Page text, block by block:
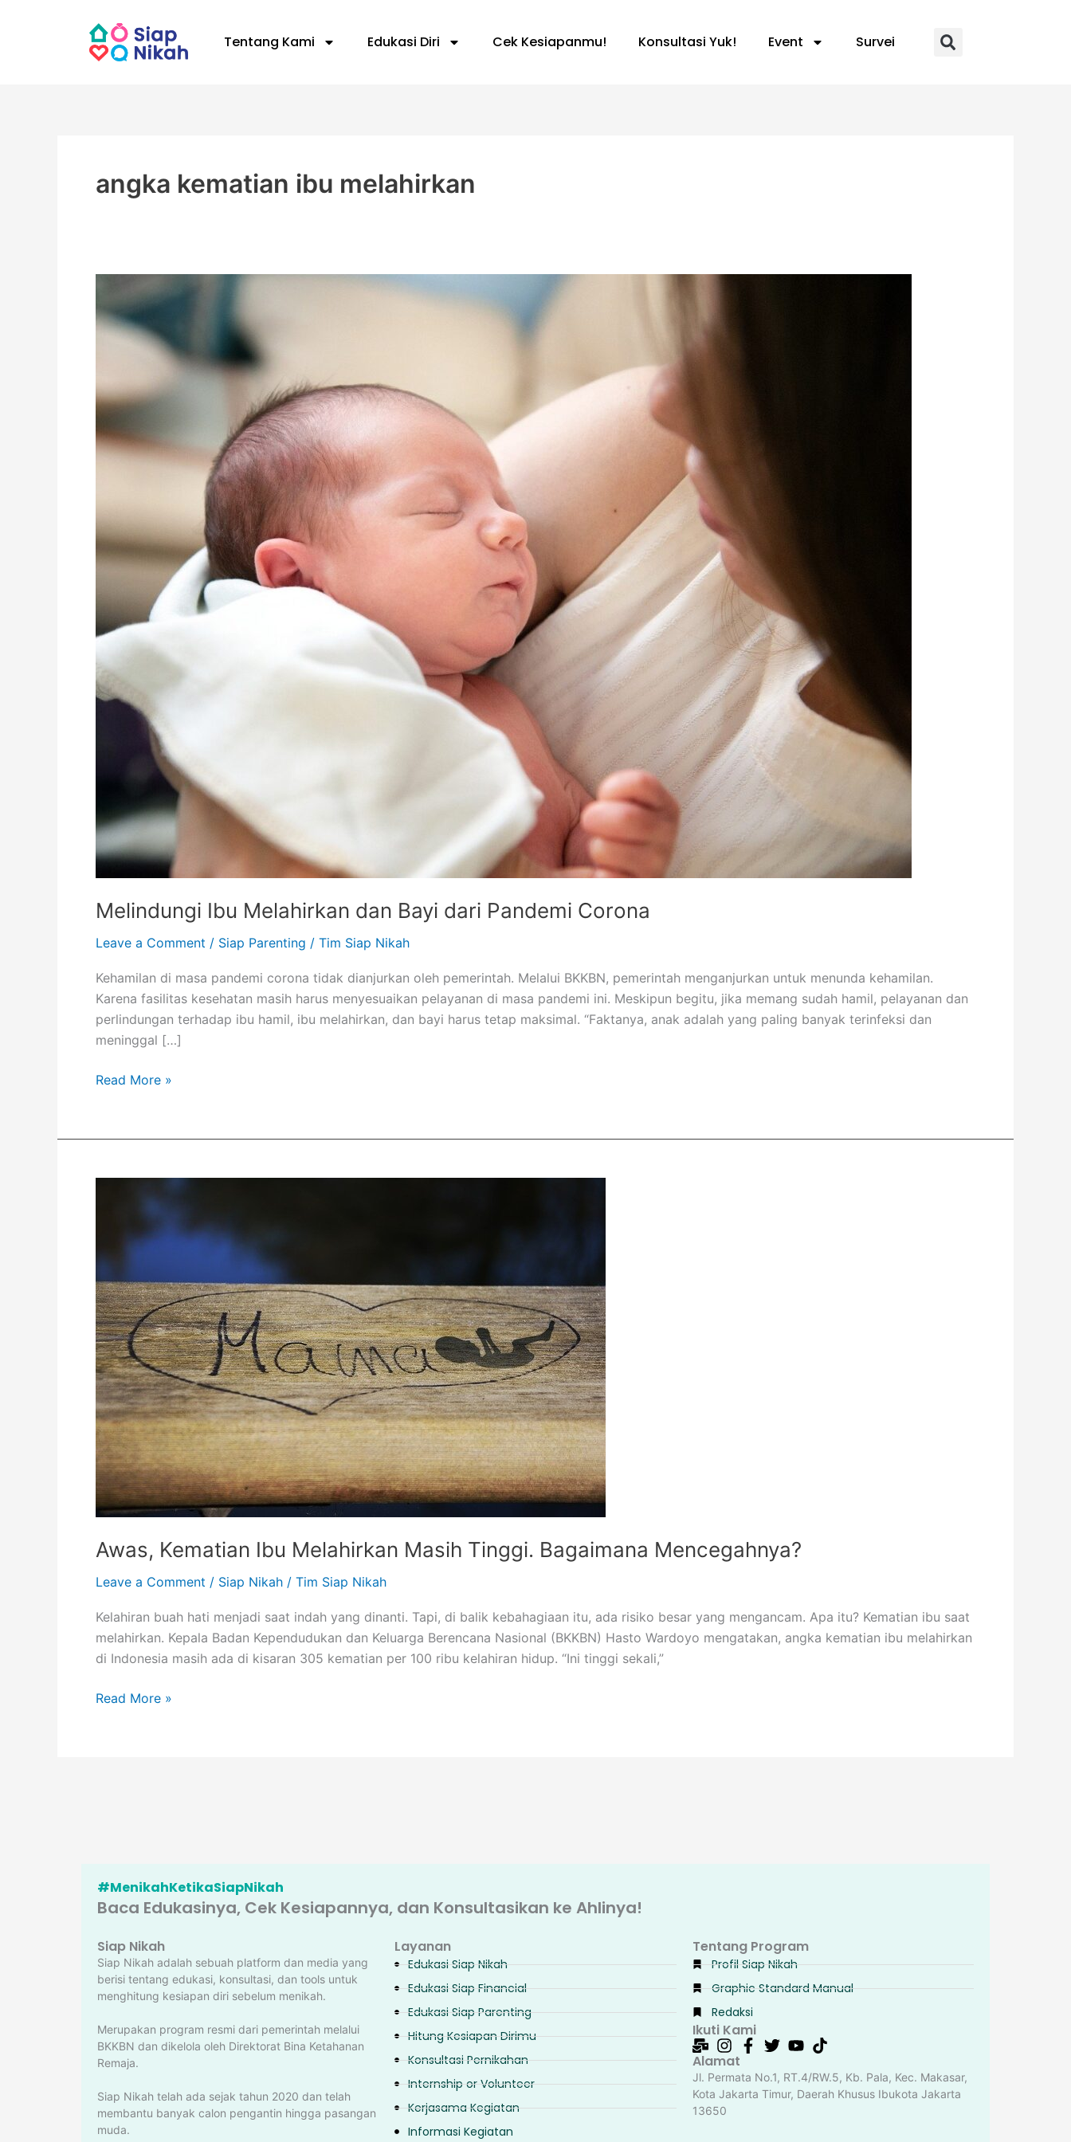
Tentang Kami Edukasi Diri Cek Kesiapanmu! Konsultasi Yuk! Event Survei
angka kematian ibu melahirkan
Melindungi Ibu Melahirkan dan Bayi dari Pandemi Corona
Leave a Comment / Siap Parenting / Tim Siap Nikah
Kehamilan di masa pandemi corona tidak dianjurkan oleh pemerintah. Melalui BKKBN, pemerintah menganjurkan untuk menunda kehamilan.
Karena fasilitas kesehatan masih harus menyesuaikan pelayanan di masa pandemi ini. Meskipun begitu, jika memang sudah hamil, pelayanan dan
perlindungan terhadap ibu hamil, ibu melahirkan, dan bayi harus tetap maksimal. “Faktanya, anak adalah yang paling banyak terinfeksi dan
meninggal […]
Ibu
Melahirkan
dari
Pandemi
Corona
Read More »
Awas, Kematian Ibu Melahirkan Masih Tinggi. Bagaimana Mencegahnya?
Leave a Comment / Siap Nikah / Tim Siap Nikah
Kelahiran buah hati menjadi saat indah yang dinanti. Tapi, di balik kebahagiaan itu, ada risiko besar yang mengancam. Apa itu? Kematian ibu saat
melahirkan. Kepala Badan Kependudukan dan Keluarga Berencana Nasional (BKKBN) Hasto Wardoyo mengatakan, angka kematian ibu melahirkan
di Indonesia masih ada di kisaran 305 kematian per 100 ribu kelahiran hidup. “Ini tinggi sekali,”
Melahirkan
Tinggi.
Bagaimana
Mencegahnya?
Read More »
#MenikahKetikaSiapNikah
Baca Edukasinya, Cek Kesiapannya, dan Konsultasikan ke Ahlinya!
Siap Nikah
Siap Nikah adalah sebuah platform dan media yang
berisi tentang edukasi, konsultasi, dan tools untuk
menghitung kesiapan diri sebelum menikah.
Merupakan program resmi dari pemerintah melalui
BKKBN dan dikelola oleh Direktorat Bina Ketahanan
Remaja.
Siap Nikah telah ada sejak tahun 2020 dan telah
membantu banyak calon pengantin hingga pasangan
muda.
Layanan
Edukasi Siap Nikah
Edukasi Siap Financial
Edukasi Siap Parenting
Hitung Kesiapan Dirimu
Konsultasi Pernikahan
Internship or Volunteer
Kerjasama Kegiatan
Informasi Kegiatan
Tentang Program
Profil Siap Nikah
Graphic Standard Manual
Redaksi
Ikuti Kami
Alamat
Jl. Permata No.1, RT.4/RW.5, Kb. Pala, Kec. Makasar,
Kota Jakarta Timur, Daerah Khusus Ibukota Jakarta
13650